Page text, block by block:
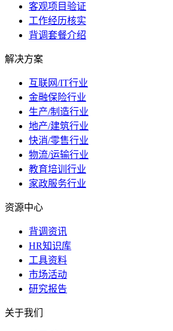
客观项目验证
工作经历核实
背调套餐介绍
解决方案
互联网/IT行业
金融保险行业
生产/制造行业
地产/建筑行业
快消/零售行业
物流/运输行业
教育培训行业
家政服务行业
资源中心
背调资讯
HR知识库
工具资料
市场活动
研究报告
关于我们